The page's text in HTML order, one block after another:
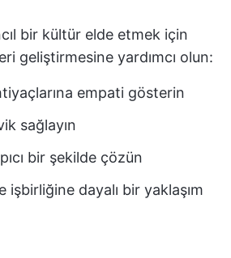
bir kültür elde etmek için
geliştirmesine yardımcı olun:
empati gösterin
sağlayın
bir şekilde çözün
işbirliğine dayalı bir yaklaşım